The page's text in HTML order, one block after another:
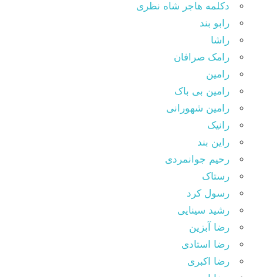
دکلمه هاجر شاه نظری
رابو بند
راشا
رامک صرافان
رامین
رامین بی باک
رامین شهورانی
رانیک
راین بند
رحیم جوانمردی
رستاک
رسول کرد
رشید سینایی
رضا آبزین
رضا استادی
رضا اکبری